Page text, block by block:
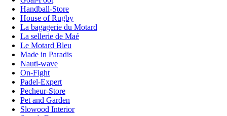
Handball-Store
House of Rugby
La bagagerie du Motard
La sellerie de Maé
Le Motard Bleu
Made in Paradis
Nauti-wave
On-Fight
Padel-Expert
Pecheur-Store
Pet and Garden
Slowood Interior